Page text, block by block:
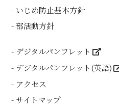
いじめ防止基本方針
部活動方針
デジタルパンフレット
デジタルパンフレット(英語)
アクセス
サイトマップ